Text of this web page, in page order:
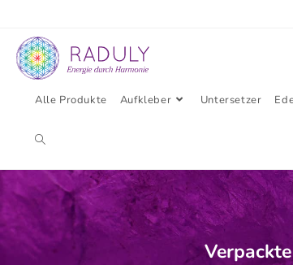
Alle Produkte Aufkleber Untersetzer